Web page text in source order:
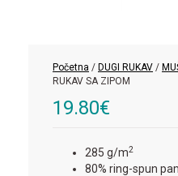
Početna / DUGI RUKAV /
RUKAV SA ZIPOM
19.80€
285 g/m2
80% ring-spun